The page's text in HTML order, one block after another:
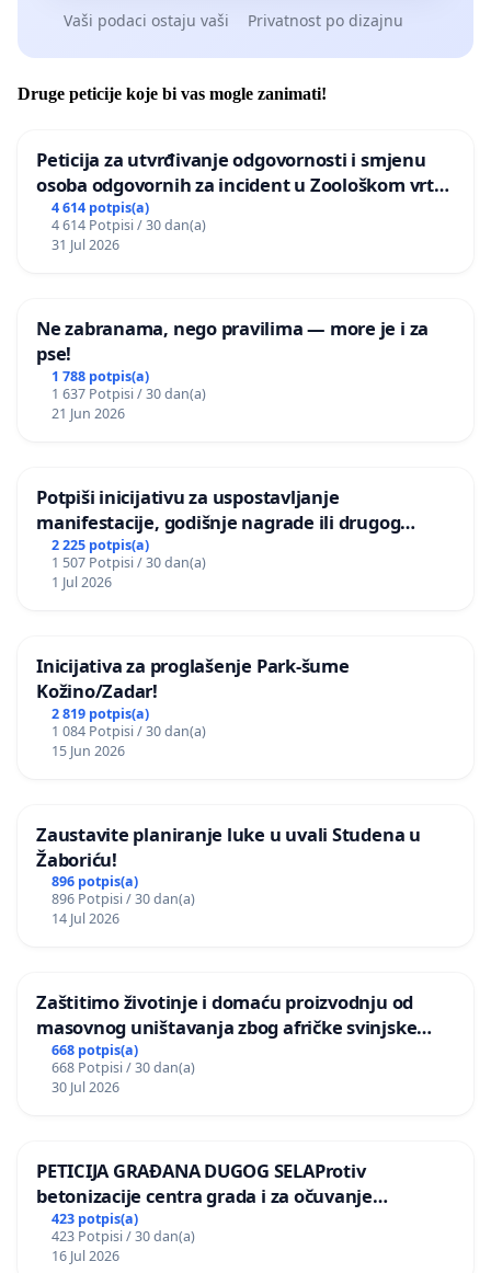
Vaši podaci ostaju vaši Privatnost po dizajnu
Druge peticije koje bi vas mogle zanimati!
Peticija za utvrđivanje odgovornosti i smjenu
osoba odgovornih za incident u Zoološkom vrtu
Grada Zagreba
4 614 potpis(a)
4 614 Potpisi / 30 dan(a)
31 Jul 2026
Ne zabranama, nego pravilima — more je i za
pse!
1 788 potpis(a)
1 637 Potpisi / 30 dan(a)
21 Jun 2026
Potpiši inicijativu za uspostavljanje
manifestacije, godišnje nagrade ili drugog
javnog događaja „Edin Avdić“ u Sarajevu
2 225 potpis(a)
1 507 Potpisi / 30 dan(a)
1 Jul 2026
Inicijativa za proglašenje Park-šume
Kožino/Zadar!
2 819 potpis(a)
1 084 Potpisi / 30 dan(a)
15 Jun 2026
Zaustavite planiranje luke u uvali Studena u
Žaboriću!
896 potpis(a)
896 Potpisi / 30 dan(a)
14 Jul 2026
Zaštitimo životinje i domaću proizvodnju od
masovnog uništavanja zbog afričke svinjske
kuge
668 potpis(a)
668 Potpisi / 30 dan(a)
30 Jul 2026
PETICIJA GRAĐANA DUGOG SELAProtiv
betonizacije centra grada i za očuvanje
postojećih zelenih površina i odraslih stabala pri
donošenju izmjena urbanističkog plana
423 potpis(a)
423 Potpisi / 30 dan(a)
16 Jul 2026